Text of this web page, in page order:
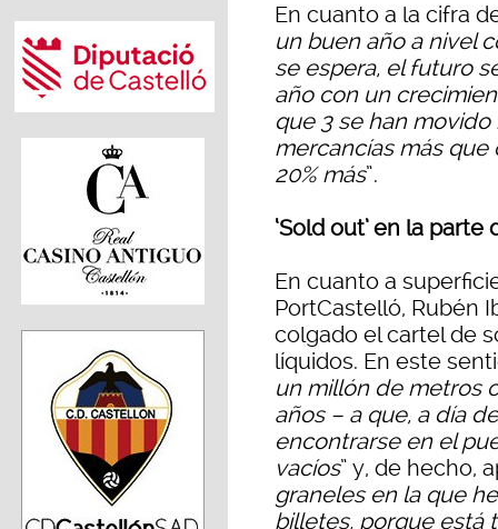
En cuanto a la cifra
un buen año a nivel
se espera, el futuro
año con un
que 3 se han
mercancías más
20% más”.
‘Sold out’ en la
En cuanto a
PortCastelló, Rubén
colgado el cartel de
líquidos. En este
un millón de metros
años – a que, a día
encontrarse en el
vacíos” y, de hecho,
graneles en la que
billetes, porque está